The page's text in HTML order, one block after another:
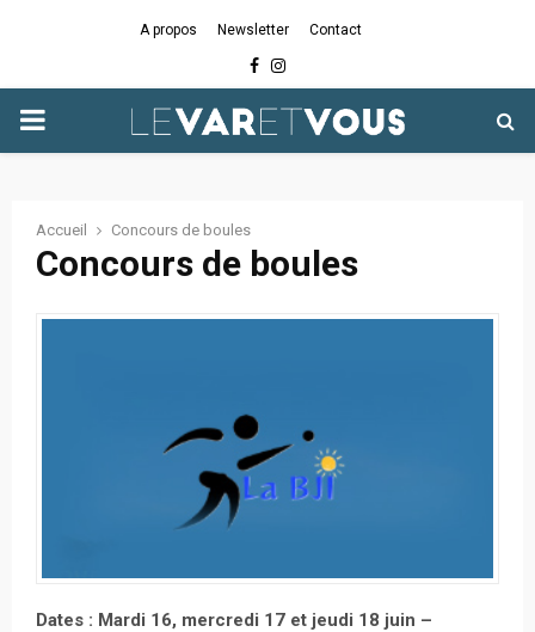
A propos Newsletter Contact
Facebook
Instagram
PRIMARY
Accueil Concours de boules
Concours de boules
Dates : Mardi 16, mercredi 17 et jeudi 18 juin –